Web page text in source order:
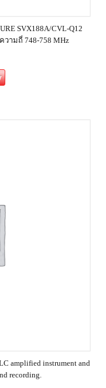
SVX188A/CVL-Q12
วามถี่ 748-758 MHz
amplified instrument and
recording.